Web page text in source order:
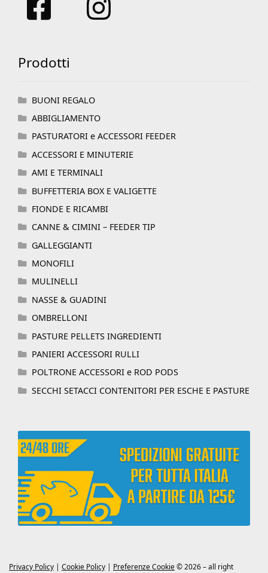
Prodotti
BUONI REGALO
ABBIGLIAMENTO
PASTURATORI e ACCESSORI FEEDER
ACCESSORI E MINUTERIE
AMI E TERMINALI
BUFFETTERIA BOX E VALIGETTE
FIONDE E RICAMBI
CANNE & CIMINI – FEEDER TIP
GALLEGGIANTI
MONOFILI
MULINELLI
NASSE & GUADINI
OMBRELLONI
PASTURE PELLETS INGREDIENTI
PANIERI ACCESSORI RULLI
POLTRONE ACCESSORI e ROD PODS
SECCHI SETACCI CONTENITORI PER ESCHE E PASTURE
Privacy Policy Cookie Policy Preferenze Cookie© 2026 – all right